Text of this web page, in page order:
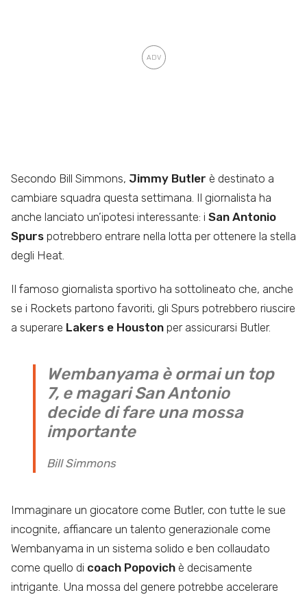
Secondo Bill Simmons, Jimmy Butler è destinato a
cambiare squadra questa settimana. Il giornalista ha
anche lanciato un’ipotesi interessante: i San Antonio
Spurs potrebbero entrare nella lotta per ottenere la stella
degli Heat.
Il famoso giornalista sportivo ha sottolineato che, anche
se i Rockets partono favoriti, gli Spurs potrebbero riuscire
a superare Lakers e Houston per assicurarsi Butler.
Wembanyama è ormai un top
7, e magari San Antonio
decide di fare una mossa
importante
Bill Simmons
Immaginare un giocatore come Butler, con tutte le sue
incognite, affiancare un talento generazionale come
Wembanyama in un sistema solido e ben collaudato
come quello di coach Popovich è decisamente
intrigante. Una mossa del genere potrebbe accelerare